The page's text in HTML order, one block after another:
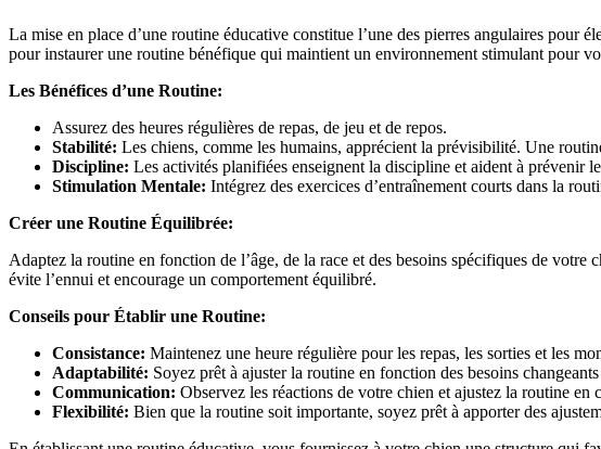
La mise en place d’une routine éducative constitue l’une des pierres angulaires
pour instaurer une routine bénéfique qui maintient un environnement stimulant pour
Les Bénéfices d’une Routine:
Assurez des heures régulières de repas, de jeu et de repos.
Stabilité: Les chiens, comme les humains, apprécient la prévisibilité. Une
Discipline: Les activités planifiées enseignent la discipline et aident à prévenir
Stimulation Mentale: Intégrez des exercices d’entraînement courts dans la
Créer une Routine Équilibrée:
Adaptez la routine en fonction de l’âge, de la race et des besoins spécifiques de
évite l’ennui et encourage un comportement équilibré.
Conseils pour Établir une Routine:
Consistance: Maintenez une heure régulière pour les repas, les sorties et les
Adaptabilité: Soyez prêt à ajuster la routine en fonction des besoins
Communication: Observez les réactions de votre chien et ajustez la routine en
Flexibilité: Bien que la routine soit importante, soyez prêt à apporter des